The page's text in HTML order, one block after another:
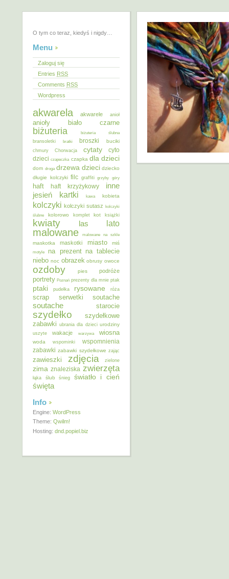
O tym co teraz, kiedyś i nigdy…
Menu
Zaloguj się
Entries RSS
Comments RSS
Wordpress
akwarela akwarele anioł
anioły biało czarne
biżuteria
biżuteria ślubna
bransoletki
bratki broszki buciki
chmury Chorwacja cytaty
cyto
dzieci czapeczka czapka dla dzieci
dom droga drzewa dzieci dziecko
długie kolczyki filc graffiti grzyby góry
haft haft krzyżykowy inne
jesień kartki kawa kobieta
kolczyki kolczyki sutasz kolczyki
ślubne
kolorowo komplet kot książki
kwiaty las lato
malowane malowane na szkle
maskotka maskotki miasto miś
motyle na prezent na tablecie
niebo noc obrazek obrusy owoce
ozdoby pies podróże
portrety Poznań prezenty dla mnie ptak
ptaki pudełka rysowane róża
scrap serwetki soutache
soutache starocie
szydełko
szydełkowe
zabawki ubrania dla dzieci urodziny
uszyte wakacje warzywa wiosna
woda wspominki
wspomnienia
zabawki zabawki szydełkowe zając
zawieszki zdjęcia zielone
zima znaleziska zwierzęta
łąka ślub śnieg światło i cień
święta
Info
Engine: WordPress
Theme: Qwilm!
Hosting: dnd.popiel.biz